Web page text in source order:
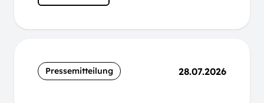
Pressemitteilung 28.07.2026